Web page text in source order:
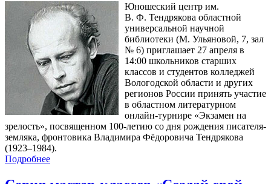
Юношеский центр им.
В. Ф. Тендрякова областной
универсальной научной
библиотеки (М. Ульяновой, 7, зал
№ 6) приглашает 27 апреля в
14:00 школьников старших
классов и студентов колледжей
Вологодской области и других
регионов России принять участие
в областном литературном
онлайн-турнире «Экзамен на
зрелость», посвященном 100-летию со дня рождения писателя-
земляка, фронтовика Владимира Фёдоровича Тендрякова
(1923–1984).
Подробнее